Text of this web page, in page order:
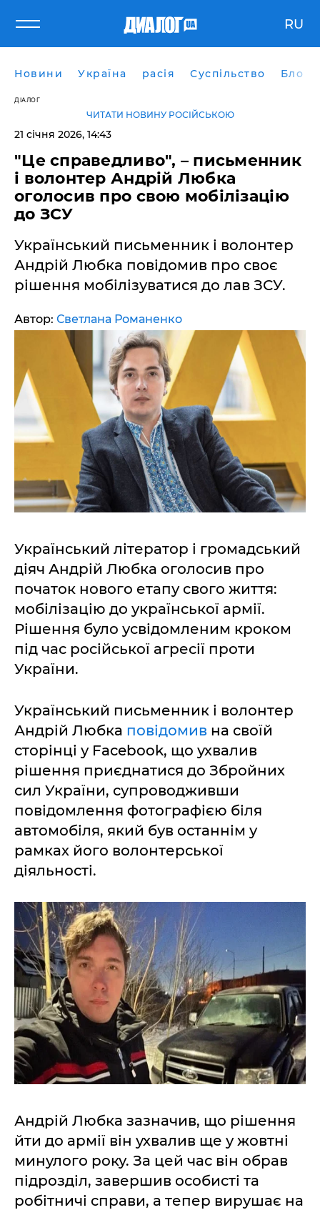
RU
Новини Україна расія Суспільство Блоги
ДІАЛОГ
ЧИТАТИ НОВИНУ РОСІЙСЬКОЮ
21 січня 2026, 14:43
"Це справедливо", – письменник
і волонтер Андрій Любка
оголосив про свою мобілізацію
до ЗСУ
Український письменник і волонтер
Андрій Любка повідомив про своє
рішення мобілізуватися до лав ЗСУ.
Автор: Светлана Романенко
Український літератор і громадський
діяч Андрій Любка оголосив про
початок нового етапу свого життя:
мобілізацію до української армії.
Рішення було усвідомленим кроком
під час російської агресії проти
України.
Український письменник і волонтер
Андрій Любка повідомив на своїй
сторінці у Facebook, що ухвалив
рішення приєднатися до Збройних
сил України, супроводживши
повідомлення фотографією біля
автомобіля, який був останнім у
рамках його волонтерської
діяльності.
Андрій Любка зазначив, що рішення
йти до армії він ухвалив ще у жовтні
минулого року. За цей час він обрав
підрозділ, завершив особисті та
робітничі справи, а тепер вирушає на